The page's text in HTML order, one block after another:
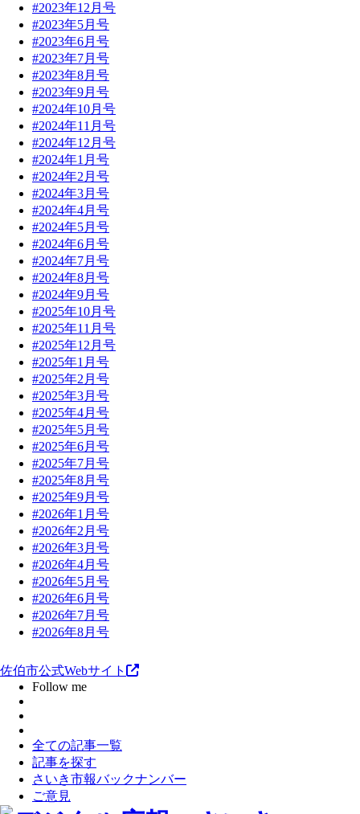
#2023年12月号
#2023年5月号
#2023年6月号
#2023年7月号
#2023年8月号
#2023年9月号
#2024年10月号
#2024年11月号
#2024年12月号
#2024年1月号
#2024年2月号
#2024年3月号
#2024年4月号
#2024年5月号
#2024年6月号
#2024年7月号
#2024年8月号
#2024年9月号
#2025年10月号
#2025年11月号
#2025年12月号
#2025年1月号
#2025年2月号
#2025年3月号
#2025年4月号
#2025年5月号
#2025年6月号
#2025年7月号
#2025年8月号
#2025年9月号
#2026年1月号
#2026年2月号
#2026年3月号
#2026年4月号
#2026年5月号
#2026年6月号
#2026年7月号
#2026年8月号
佐伯市公式Webサイト
Follow me
全ての記事一覧
記事を探す
さいき市報バックナンバー
ご意見